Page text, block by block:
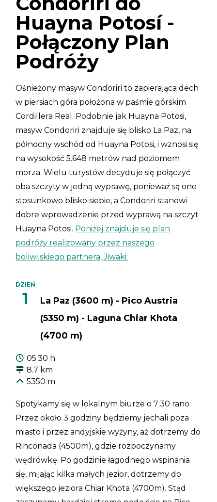
Huayna Potosí -
Połączony Plan
Podróży
Ośnieżony masyw Condoriri to zapierająca dech
w piersiach góra położona w paśmie górskim
Cordillera Real. Podobnie jak Huayna Potosi,
masyw Condoriri znajduje się blisko La Paz, na
północny wschód od Huayna Potosi, i wznosi się
na wysokość 5.648 metrów nad poziomem
morza. Wielu turystów decyduje się połączyć
oba szczyty w jedną wyprawę, ponieważ są one
stosunkowo blisko siebie, a Condoriri stanowi
dobre wprowadzenie przed wyprawą na szczyt
Huayna Potosi. Poniżej znajduje się plan
podróży realizowany przez naszego
boliwijskiego partnera, Jiwaki:
DZIEŃ
1
La Paz (3600 m) - Pico Austria
(5350 m) - Laguna Chiar Khota
(4700 m)
05:30 h
8.7 km
5350 m
Spotykamy się w lokalnym biurze o 7:30 rano.
Przez około 3 godziny będziemy jechali poza
miasto i przez andyjskie wyżyny, aż dotrzemy do
Rinconada (4500m), gdzie rozpoczynamy
wędrówkę. Po godzinie łagodnego wspinania
się, mijając kilka małych jezior, dotrzemy do
większego jeziora Chiar Khota (4700m). Stąd